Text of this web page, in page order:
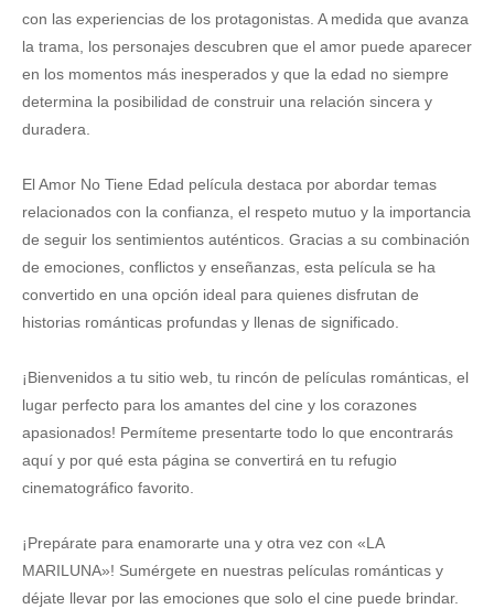
con las experiencias de los protagonistas. A medida que avanza
la trama, los personajes descubren que el amor puede aparecer
en los momentos más inesperados y que la edad no siempre
determina la posibilidad de construir una relación sincera y
duradera.
El Amor No Tiene Edad película destaca por abordar temas
relacionados con la confianza, el respeto mutuo y la importancia
de seguir los sentimientos auténticos. Gracias a su combinación
de emociones, conflictos y enseñanzas, esta película se ha
convertido en una opción ideal para quienes disfrutan de
historias románticas profundas y llenas de significado.
¡Bienvenidos a tu sitio web, tu rincón de películas románticas, el
lugar perfecto para los amantes del cine y los corazones
apasionados! Permíteme presentarte todo lo que encontrarás
aquí y por qué esta página se convertirá en tu refugio
cinematográfico favorito.
¡Prepárate para enamorarte una y otra vez con «LA
MARILUNA»! Sumérgete en nuestras películas románticas y
déjate llevar por las emociones que solo el cine puede brindar.